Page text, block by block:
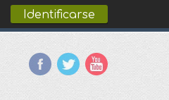
Identificarse